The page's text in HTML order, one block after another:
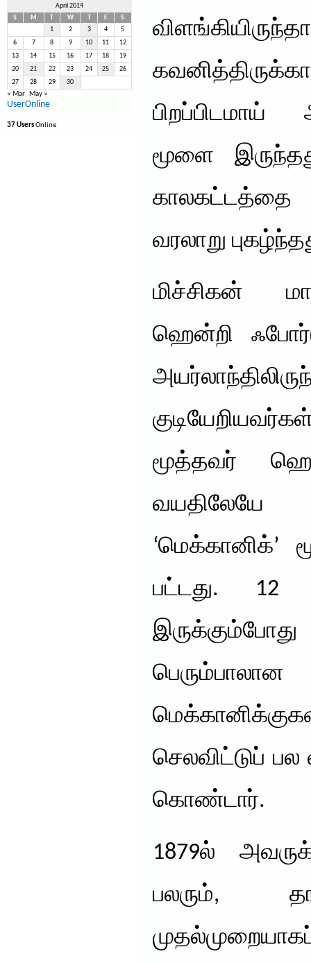
April 2014
S
M W F
S
1
2 3 4 5
6 7 8 9 10 11 12
13 14 15 16 17 18 19
20 21 22 23 24 25 26
27 28 29 30
« Mar May »
UserOnline
37 UsersOnline
மூளை
காலகட்டத்தை
வரலாறு
மிச்சிகன்
ஹென்றி
மூத்தவர்
‘மெக்கானிக்’
பட்டது. 12
செலவிட்டுப்
கொண்டார்.
1879ல்
பலரும்,